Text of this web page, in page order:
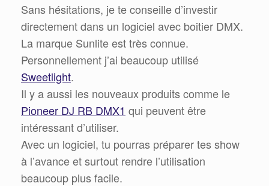
Sans hésitations, je te conseille d’investir
directement dans un logiciel avec boitier DMX.
La marque Sunlite est très connue.
Personnellement j’ai beaucoup utilisé
Sweetlight.
Il y a aussi les nouveaux produits comme le
Pioneer DJ RB DMX1 qui peuvent être
intéressant d’utiliser.
Avec un logiciel, tu pourras préparer tes show
à l’avance et surtout rendre l’utilisation
beaucoup plus facile.